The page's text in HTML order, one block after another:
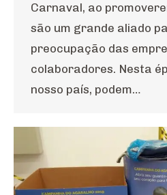
Carnaval, ao
são um grande aliado
preocupação das
colaboradores. Nesta
nosso país, podem…